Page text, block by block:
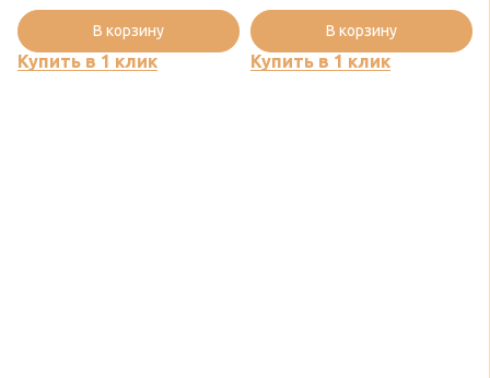
Купить в 1 клик
В корзину
Купить в 1 клик
В корзину